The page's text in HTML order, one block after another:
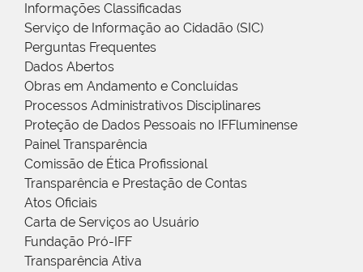
Informações Classificadas
Serviço de Informação ao Cidadão (SIC)
Perguntas Frequentes
Dados Abertos
Obras em Andamento e Concluídas
Processos Administrativos Disciplinares
Proteção de Dados Pessoais no IFFluminense
Painel Transparência
Comissão de Ética Profissional
Transparência e Prestação de Contas
Atos Oficiais
Carta de Serviços ao Usuário
Fundação Pró-IFF
Transparência Ativa